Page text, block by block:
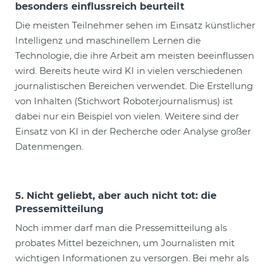
besonders einflussreich beurteilt
Die meisten Teilnehmer sehen im Einsatz künstlicher
Intelligenz und maschinellem Lernen die
Technologie, die ihre Arbeit am meisten beeinflussen
wird. Bereits heute wird KI in vielen verschiedenen
journalistischen Bereichen verwendet. Die Erstellung
von Inhalten (Stichwort Roboterjournalismus) ist
dabei nur ein Beispiel von vielen. Weitere sind der
Einsatz von KI in der Recherche oder Analyse großer
Datenmengen.
5. Nicht geliebt, aber auch nicht tot: die
Pressemitteilung
Noch immer darf man die Pressemitteilung als
probates Mittel bezeichnen, um Journalisten mit
wichtigen Informationen zu versorgen. Bei mehr als